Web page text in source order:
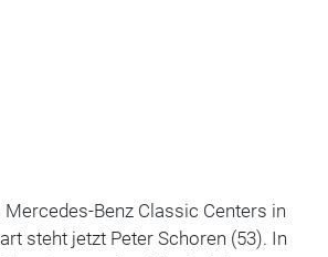
Mercedes-Benz Classic Centers in
steht jetzt Peter Schoren (53). In